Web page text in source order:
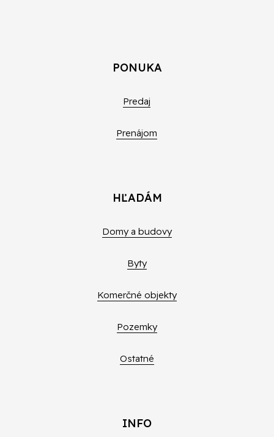
PONUKA
Predaj
Prenájom
HĽADÁM
Domy a budovy
Byty
Komerčné objekty
Pozemky
Ostatné
INFO